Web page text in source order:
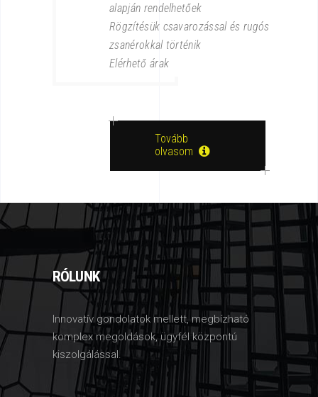
alapján rendelhetőek
Rögzítésük csavarozással és rugós
zsanérokkal történik
Elérhető árak
Tovább
olvasom
RÓLUNK
Innovatív gondolatok mellett, megbízható
komplex megoldások, ügyfél központú
kiszolgálással.